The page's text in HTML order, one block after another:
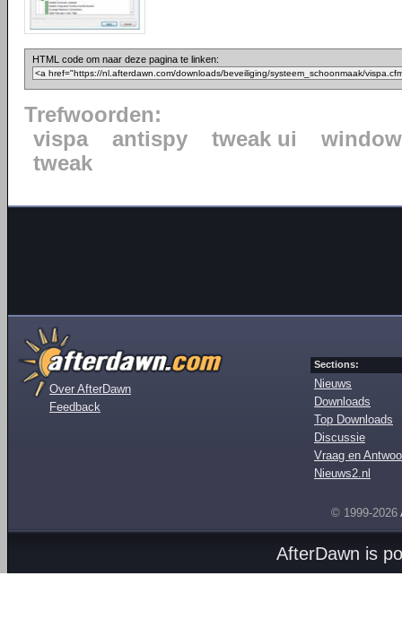
HTML code om naar deze pagina te linken:
Trefwoorden:
vispa
antispy tweak ui
tweak
Over AfterDawn
Feedback
Sections:
Nieuws
Downloads
Top Downloads
Discussie
Vraag en
Nieuws2.nl
© 1999-2026
AfterDawn is